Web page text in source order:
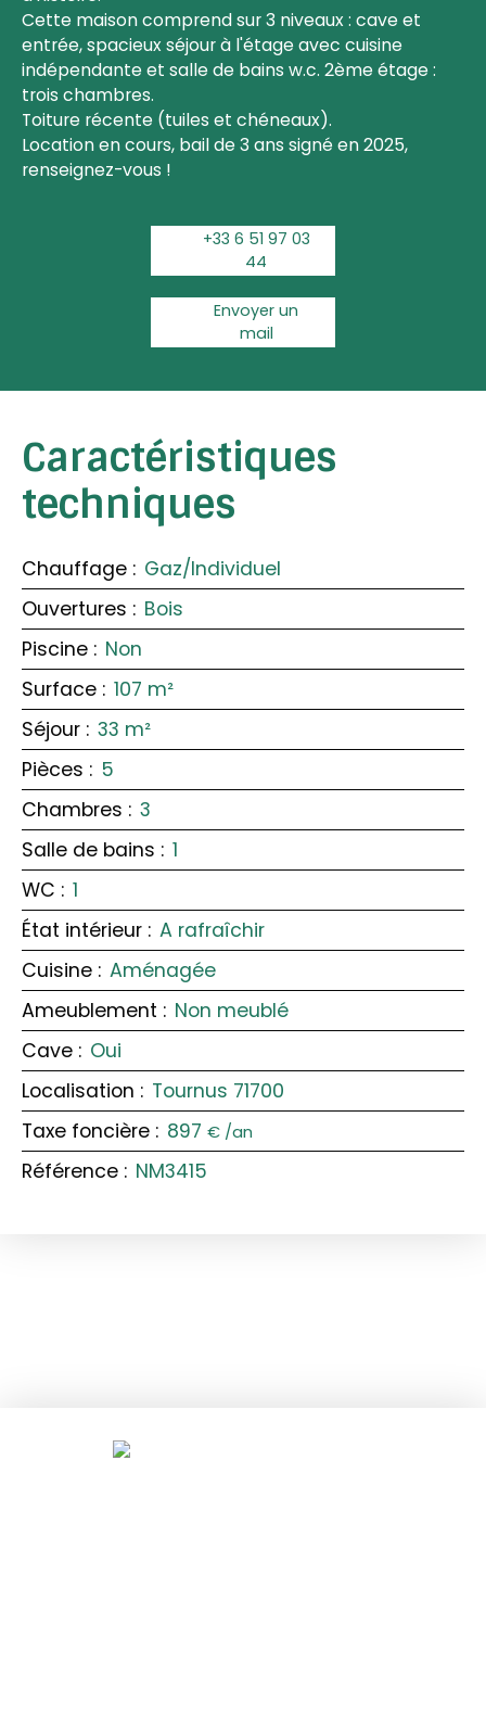
Cette maison comprend sur 3 niveaux : cave et
entrée, spacieux séjour à l'étage avec cuisine
indépendante et salle de bains w.c. 2ème étage :
trois chambres.
Toiture récente (tuiles et chéneaux).
Location en cours, bail de 3 ans signé en 2025,
renseignez-vous !
+33 6 51 97 03
44
Envoyer un
mail
Caractéristiques
techniques
Chauffage : Gaz/Individuel
Ouvertures : Bois
Piscine : Non
Surface : 107 m²
Séjour : 33 m²
Pièces : 5
Chambres : 3
Salle de bains : 1
WC : 1
État intérieur : A rafraîchir
Cuisine : Aménagée
Ameublement : Non meublé
Cave : Oui
Localisation : Tournus 71700
Taxe foncière : 897 € /an
Référence : NM3415